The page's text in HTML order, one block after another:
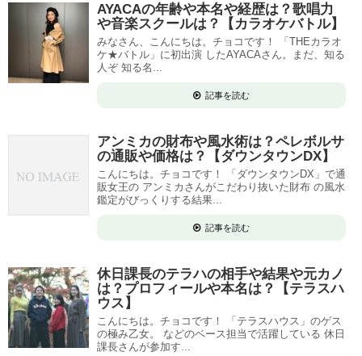
AYACAの年齢や本名や経歴は？歌唱力
や音楽スクールは？【カラオケバトル】
みなさん、こんにちは。チョコです！ 「THEカラオ
ケ★バトル」に初出演 したAYACAさん。まだ、知る
人ぞ 知る名...
記事を読む
アンミカの財布や風水術は？ペレボルサ
の通販や価格は？【ダウンタウンDX】
こんにちは。チョコです！ 「ダウンタウンDX」で通
販女王の アンミカさんがこだわり抜いた財布 の風水
鑑定がびっくりする結果...
記事を読む
休日課長のテラハの相手や結果や元カノ
は？プロフィールや本名は？【テラスハ
ウス】
こんにちは。チョコです！ 「テラスハウス」のゲス
の極み乙女。 などのベース担当で活躍している 休日
課長さんが参加す...